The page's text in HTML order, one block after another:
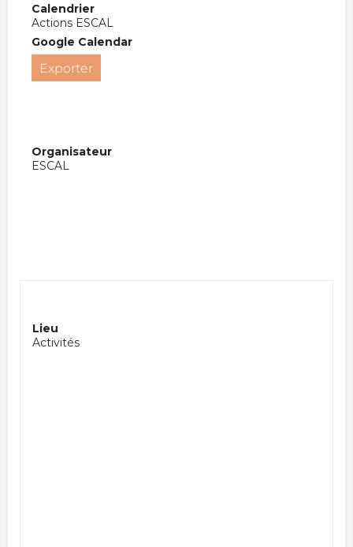
Calendrier
Actions ESCAL
Google Calendar
Exporter
Organisateur
ESCAL
Lieu
Activités